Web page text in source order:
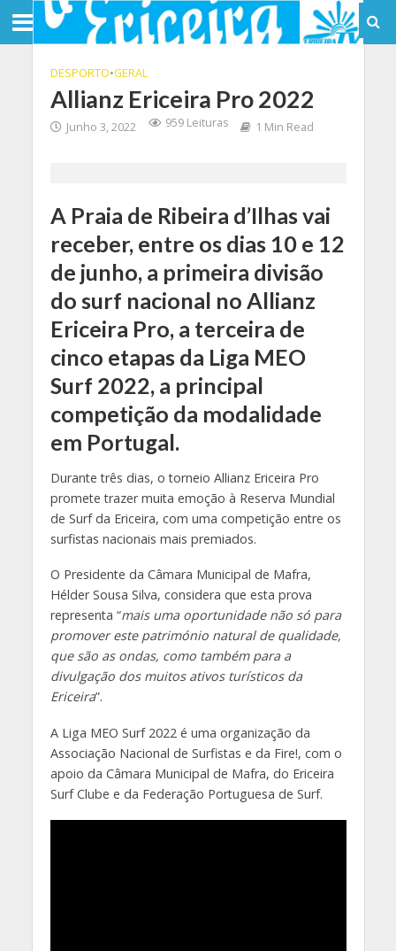
DESPORTO•GERAL
Allianz Ericeira Pro 2022
Junho 3, 2022 959 Leituras 1 Min Read
A Praia de Ribeira d’Ilhas vai
receber, entre os dias 10 e 12
de junho, a primeira divisão
do surf nacional no Allianz
Ericeira Pro, a terceira de
cinco etapas da Liga MEO
Surf 2022, a principal
competição da modalidade
em Portugal.
Durante três dias, o torneio Allianz Ericeira Pro
promete trazer muita emoção à Reserva Mundial
de Surf da Ericeira, com uma competição entre os
surfistas nacionais mais premiados.
O Presidente da Câmara Municipal de Mafra,
Hélder Sousa Silva, considera que esta prova
representa “mais uma oportunidade não só para
promover este património natural de qualidade,
que são as ondas, como também para a
divulgação dos muitos ativos turísticos da
Ericeira”.
A Liga MEO Surf 2022 é uma organização da
Associação Nacional de Surfistas e da Fire!, com o
apoio da Câmara Municipal de Mafra, do Ericeira
Surf Clube e da Federação Portuguesa de Surf.